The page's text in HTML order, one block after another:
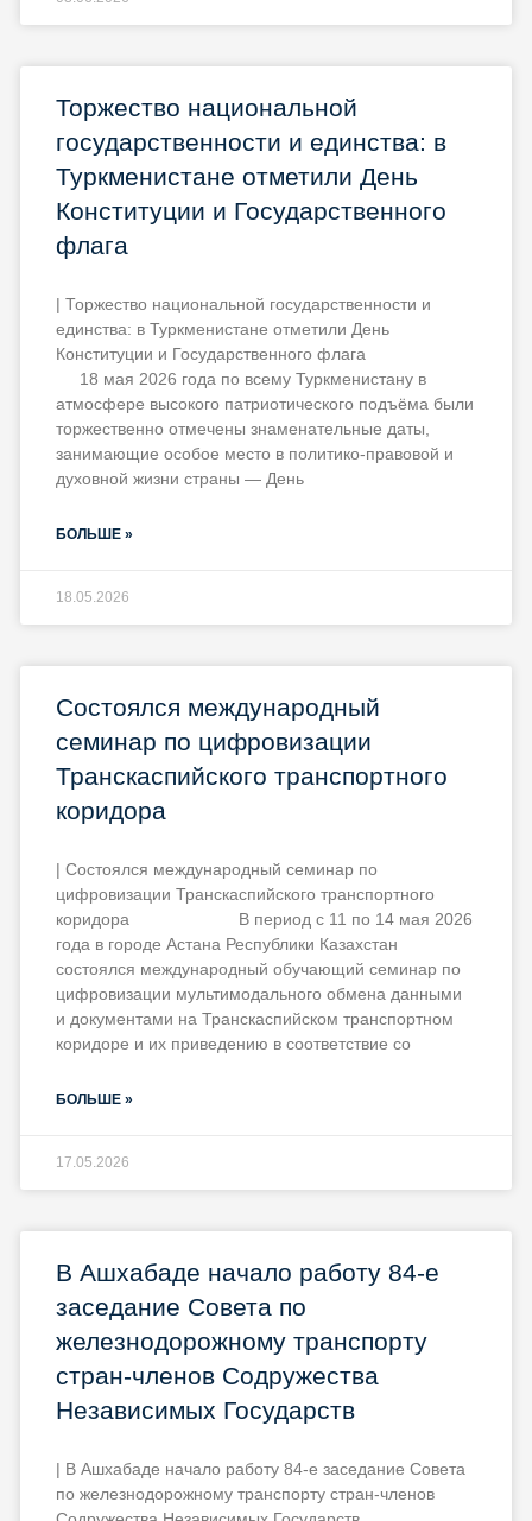
Торжество национальной
государственности и единства: в
Туркменистане отметили День
Конституции и Государственного
флага
| Торжество национальной государственности и
единства: в Туркменистане отметили День
Конституции и Государственного флага
18 мая 2026 года по всему Туркменистану в
атмосфере высокого патриотического подъёма были
торжественно отмечены знаменательные даты,
занимающие особое место в политико-правовой и
духовной жизни страны — День
БОЛЬШЕ »
18.05.2026
Состоялся международный
семинар по цифровизации
Транскаспийского транспортного
коридора
| Состоялся международный семинар по
цифровизации Транскаспийского транспортного
коридора В период с 11 по 14 мая 2026
года в городе Астана Республики Казахстан
состоялся международный обучающий семинар по
цифровизации мультимодального обмена данными
и документами на Транскаспийском транспортном
коридоре и их приведению в соответствие со
БОЛЬШЕ »
17.05.2026
В Ашхабаде начало работу 84-е
заседание Совета по
железнодорожному транспорту
стран-членов Содружества
Независимых Государств
| В Ашхабаде начало работу 84-е заседание Совета
по железнодорожному транспорту стран-членов